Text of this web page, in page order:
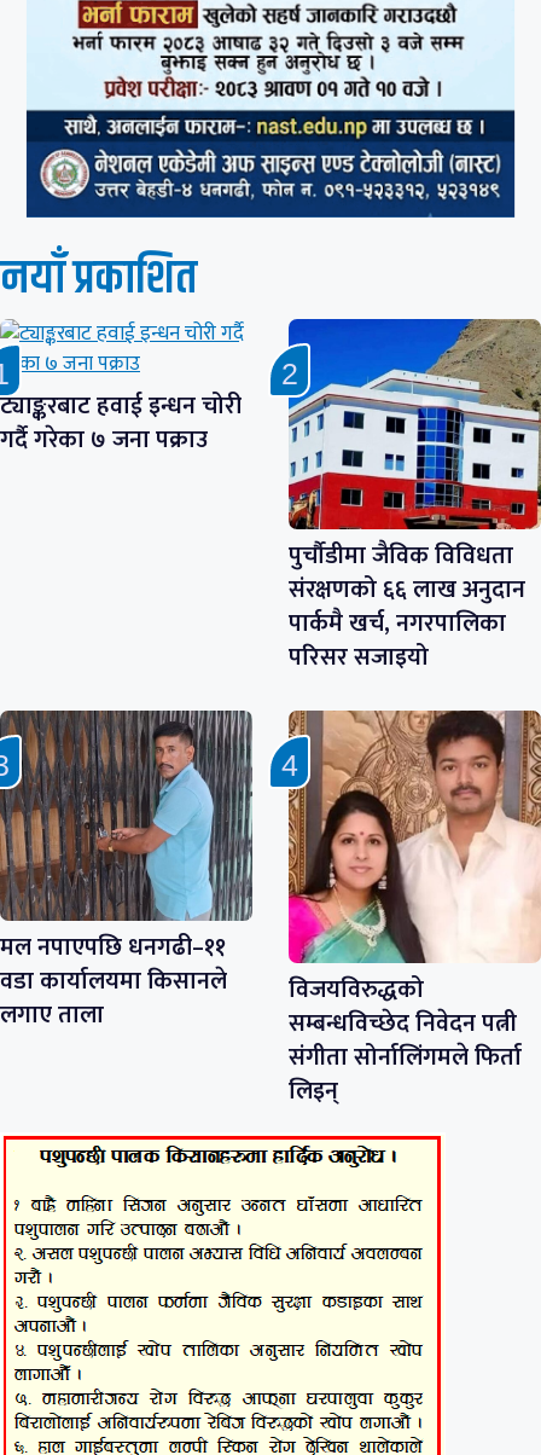
नयाँ प्रकाशित
ट्याङ्करबाट हवाई इन्धन चोरी
गर्दै गरेका ७ जना पक्राउ
पुर्चौडीमा जैविक विविधता
संरक्षणको ६६ लाख अनुदान
पार्कमै खर्च, नगरपालिका
परिसर सजाइयो
मल नपाएपछि धनगढी–११
वडा कार्यालयमा किसानले
लगाए ताला
विजयविरुद्धको
सम्बन्धविच्छेद निवेदन पत्नी
संगीता सोर्नालिंगमले फिर्ता
लिइन्